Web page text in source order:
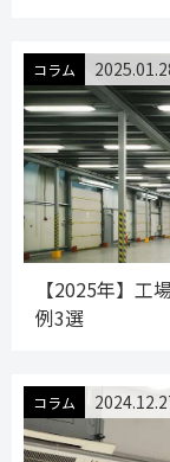
コラム
【2025年】
例3選
コラム